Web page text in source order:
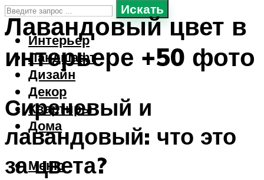
Искать
Интерьер
Ландшафт
Дизайн
Декор
Квартиры
Дома
Меню
Лавандовый цвет в
интерьере +50 фото
Сиреневый и
лавандовый: что это
за цвета?